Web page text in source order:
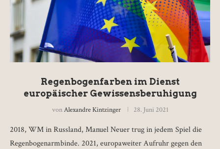
Regenbogenfarben im Dienst
europäischer Gewissensberuhigung
vonAlexandre Kintzinger 28. Juni 2021
2018, WM in Russland, Manuel Neuer trug in jedem Spiel die
Regenbogenarmbinde. 2021, europaweiter Aufruhr gegen den